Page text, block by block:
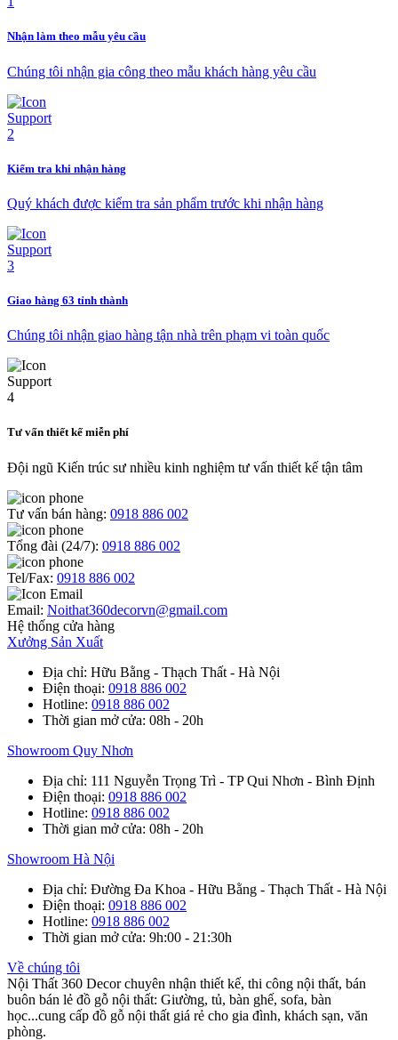
Nhận làm theo mẫu yêu cầu
Chúng tôi nhận gia công theo mẫu khách hàng yêu cầu
Kiểm tra khi nhận hàng
Quý khách được kiểm tra sản phẩm trước khi nhận hàng
Giao hàng 63 tỉnh thành
Chúng tôi nhận giao hàng tận nhà trên phạm vi toàn quốc
Tư vấn thiết kế miễn phí
Đội ngũ Kiến trúc sư nhiều kinh nghiệm tư vấn thiết kế tận tâm
Tư vấn bán hàng: 0918 886 002
Tổng đài (24/7): 0918 886 002
Tel/Fax: 0918 886 002
Email: Noithat360decorvn@gmail.com
Hệ thống cửa hàng
Xưởng Sản Xuất
Địa chỉ: Hữu Bằng - Thạch Thất - Hà Nội
Điện thoại: 0918 886 002
Hotline: 0918 886 002
Thời gian mở cửa: 08h - 20h
Showroom Quy Nhơn
Địa chỉ: 111 Nguyễn Trọng Trì - TP Qui Nhơn - Bình Định
Điện thoại: 0918 886 002
Hotline: 0918 886 002
Thời gian mở cửa: 08h - 20h
Showroom Hà Nội
Địa chỉ: Đường Đa Khoa - Hữu Bằng - Thạch Thất - Hà Nội
Điện thoại: 0918 886 002
Hotline: 0918 886 002
Thời gian mở cửa: 9h:00 - 21:30h
Về chúng tôi
Nội Thất 360 Decor chuyên nhận thiết kế, thi công nội thất, bán
buôn bán lẻ đồ gỗ nội thất: Giường, tủ, bàn ghế, sofa, bàn
học...cung cấp đồ gỗ nội thất giá rẻ cho gia đình, khách sạn, văn
phòng.